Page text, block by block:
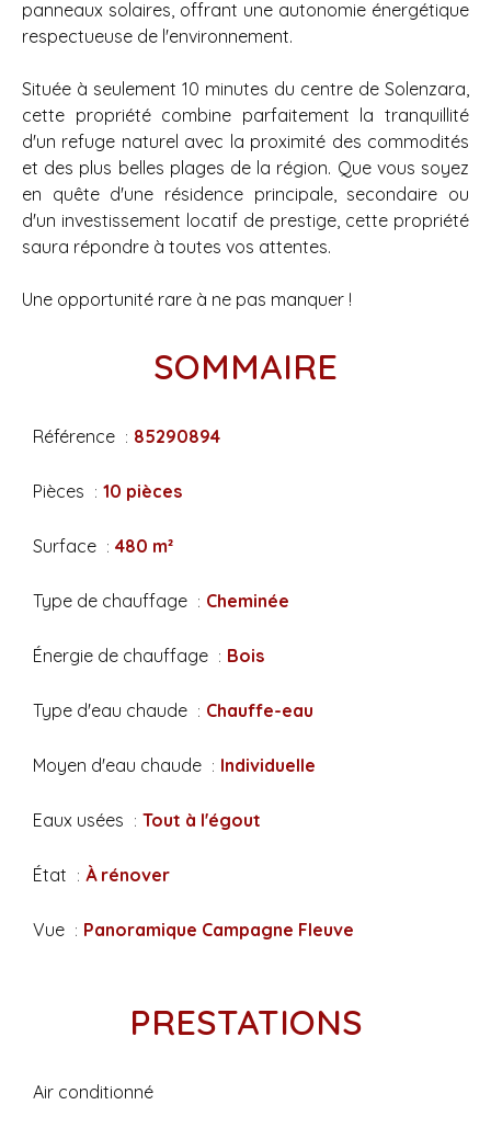
panneaux solaires, offrant une autonomie énergétique
respectueuse de l'environnement.
Située à seulement 10 minutes du centre de Solenzara,
cette propriété combine parfaitement la tranquillité
d'un refuge naturel avec la proximité des commodités
et des plus belles plages de la région. Que vous soyez
en quête d'une résidence principale, secondaire ou
d'un investissement locatif de prestige, cette propriété
saura répondre à toutes vos attentes.
Une opportunité rare à ne pas manquer !
SOMMAIRE
Référence 85290894
Pièces 10 pièces
Surface 480 m²
Type de chauffage Cheminée
Énergie de chauffage Bois
Type d'eau chaude Chauffe-eau
Moyen d'eau chaude Individuelle
Eaux usées Tout à l'égout
État À rénover
Vue Panoramique Campagne Fleuve
PRESTATIONS
Air conditionné